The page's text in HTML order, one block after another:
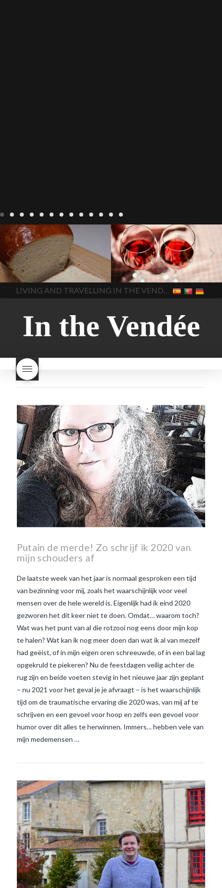
Recepten Wonen
baken in
Frankrijk bakken in de
Vendee
brood bakken
brood met gist gist brood
het beste brood hoe moet
ik brood bakken is melk
brood gezond is melkbrood
gezond mama's brood melk
brood melk brood en
wat is melkbrood
zijn melk
brood en brioche hetzelfde
brood
In The Vendee
Blog Wonen beaujolais
2022 Beaujolais Nouveau
2022 De wijnmakers laten
de druiventrossen gisten in
een anaërobe donderdag
17 november 2022 is
beaujolais dag hoe lang is
Beaujolais Nouveau
houdbaar hoeveel flessen
verkocht
is Beaujolais
Nouveau een fruitige wijn
kooldioxiderijke omgeving.
Nouveau naar? wat is
wanneer is beaujolais dag
wanneer is beaujolais
nouveau dag Wat is de dag
van Beaujolais Nouveau wat
is de traditie rond beaujolais
nouveau wat maakt
Beaujolais Nouveau zo
speciaal wat zijn tannines
witte beaujolais nouveau
In The Vendee
VIEW POST
Putain de merde! Zo schrijf ik 2020 van
mijn schouders af
De laatste week van het jaar is normaal gesproken een tijd
van bezinning voor mij, zoals het waarschijnlijk voor veel
mensen over de hele wereld is. Eigenlijk had ik eind 2020
gezworen het dit keer niet te doen. Omdat… waarom toch?
Wat was het punt van al die rotzooi nog eens door mijn kop
te halen? Wat kan ik nog meer doen dan wat ik al van mezelf
had geëist, of in mijn eigen oren schreeuwde, of in een bal lag
opgekruld te piekeren? Nu de feestdagen veilig achter de
rug zijn en beide voeten stevig in het nieuwe jaar zijn geplant
– nu 2021 voor het geval je je afvraagt – is het waarschijnlijk
tijd om de traumatische ervaring die 2020 was, van mij af te
schrijven en een gevoel voor hoop en zelfs een gevoel voor
humor over dit alles te herwinnen. Immers… hebben vele van
mijn medemensen …